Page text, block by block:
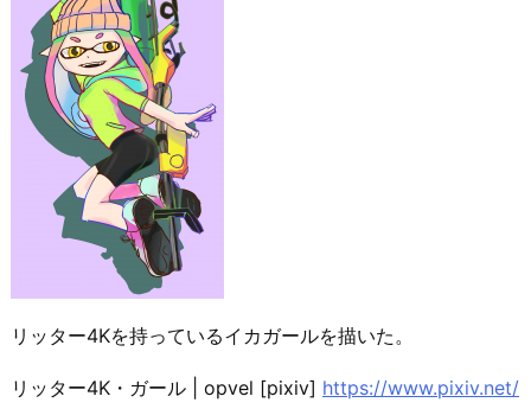
リッター4Kを持っているイカガールを描いた。
リッター4K・ガール | opvel [pixiv] https://www.pixiv.net/